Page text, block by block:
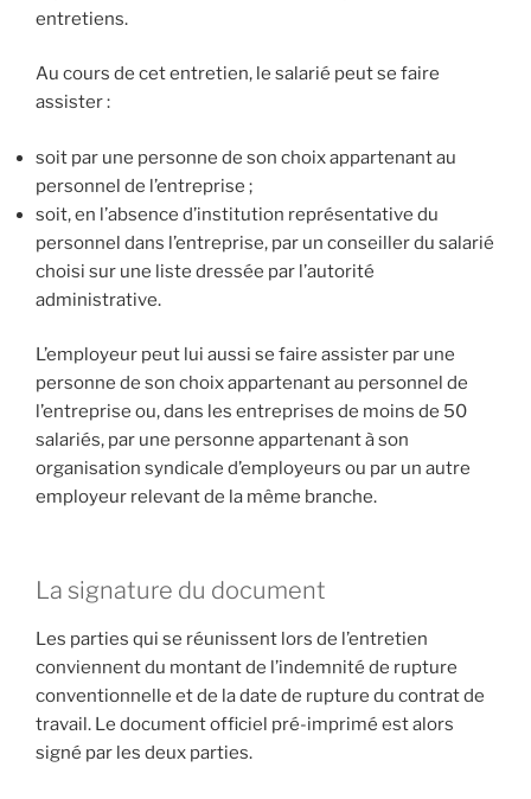
entretiens.
Au cours de cet entretien, le salarié peut se faire
assister :
soit par une personne de son choix appartenant au
personnel de l’entreprise ;
soit, en l’absence d’institution représentative du
personnel dans l’entreprise, par un conseiller du salarié
choisi sur une liste dressée par l’autorité
administrative.
L’employeur peut lui aussi se faire assister par une
personne de son choix appartenant au personnel de
l’entreprise ou, dans les entreprises de moins de 50
salariés, par une personne appartenant à son
organisation syndicale d’employeurs ou par un autre
employeur relevant de la même branche.
La signature du document
Les parties qui se réunissent lors de l’entretien
conviennent du montant de l’indemnité de rupture
conventionnelle et de la date de rupture du contrat de
travail. Le document officiel pré-imprimé est alors
signé par les deux parties.